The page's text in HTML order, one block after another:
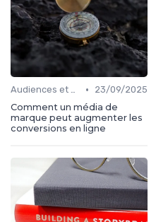
Audiences et engagement •
23/09/2025
Comment un média de
marque peut augmenter les
conversions en ligne